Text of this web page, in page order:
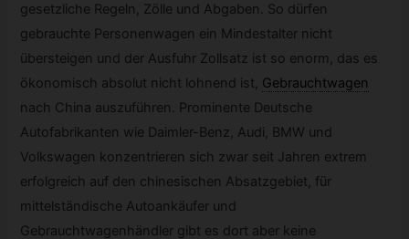
gesetzliche Regeln, Zölle und Abgaben. So dürfen
gebrauchte Personenwagen ein Mindestalter nicht
übersteigen und der Ausfuhr Zollsatz ist so enorm, das es
ökonomisch absolut nicht lohnend ist, Gebrauchtwagen
nach China auszuführen. Prominente Deutsche
Autofabrikanten wie Daimler-Benz, Audi, BMW und
Volkswagen konzentrieren sich zwar seit Jahren extrem
erfolgreich auf den chinesischen Absatzgebiet, für
mittelständische Autoankäufer und
Gebrauchtwagenhändler gibt es dort aber keine